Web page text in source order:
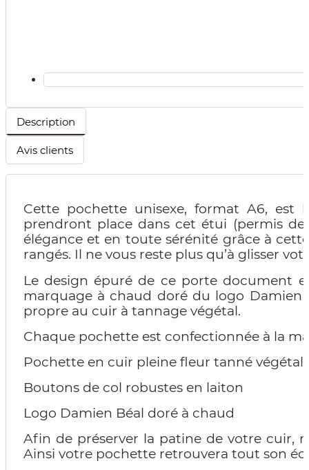
Description
Avis clients
Cette pochette unisexe, format A6, est
prendront place dans cet étui (permis de
élégance et en toute sérénité grâce à
rangés. Il ne vous reste plus qu’à glisser
Le design épuré de ce porte document
marquage à chaud doré du logo Damien
propre au cuir à tannage végétal.
Chaque pochette est confectionnée à la
Pochette en cuir pleine fleur tanné
Boutons de col robustes en laiton
Logo Damien Béal doré à chaud
Afin de préserver la patine de votre cuir,
Ainsi votre pochette retrouvera tout son